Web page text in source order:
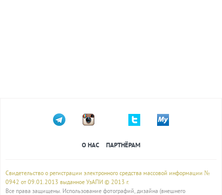
О НАС ПАРТНЁРАМ
Свидетельство о регистрации электронного средства массовой информации №
0942 от 09.01.2013 выданное УзАПИ © 2013 г.
Все права защищены. Использование фотографий, дизайна (внешнего